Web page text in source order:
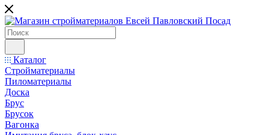
Каталог
Стройматериалы
Пиломатериалы
Доска
Брус
Брусок
Вагонка